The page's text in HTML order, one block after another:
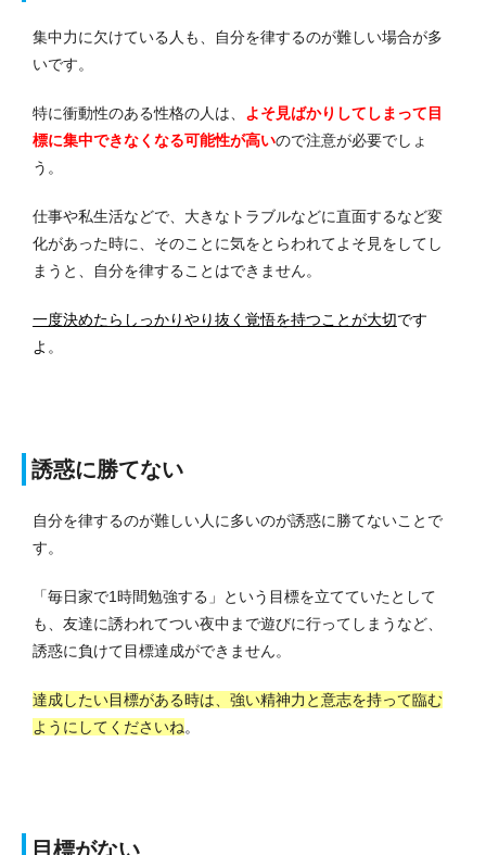
集中力に欠けている人も、自分を律するのが難しい場合が多
いです。
特に衝動性のある性格の人は、 よそ見ばかりしてしまって目
標に集中できなくなる可能性が高いので注意が必要でしょ
う。
仕事や私生活などで、大きなトラブルなどに直面するなど変
化があった時に、そのことに気をとらわれてよそ見をしてし
まうと、自分を律することはできません。
一度決めたらしっかりやり抜く覚悟を持つことが大切です
よ 。
誘惑に勝てない
自分を律するのが難しい人に多いのが誘惑に勝てないことで
す。
「毎日家で1時間勉強する」という目標を立てていたとして
も、友達に誘われてつい夜中まで遊びに行ってしまうなど、
誘惑に負けて目標達成ができません。
達成したい目標がある時は、強い精神力と意志を持って臨む
ようにしてくださいね。
目標がない